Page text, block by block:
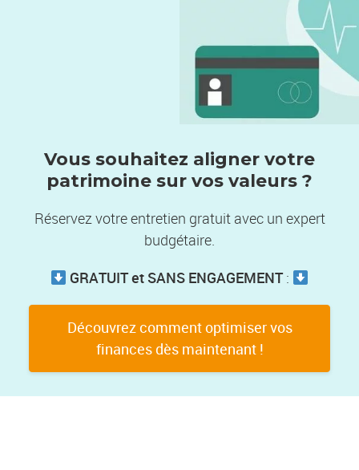
Vous souhaitez aligner votre
patrimoine sur vos valeurs ?
Réservez votre entretien gratuit avec un expert
budgétaire.
GRATUIT et SANS ENGAGEMENT:
Découvrez comment optimiser vos
finances dès maintenant !